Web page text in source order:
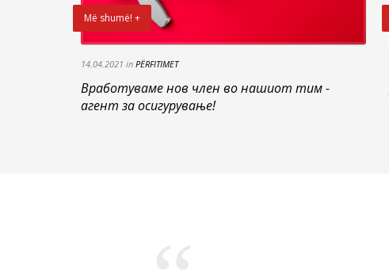
Më shumë! +
14.04.2021 in PËRFITIMET
Вработуваме нов член во нашиот тим -
агент за осигурување!